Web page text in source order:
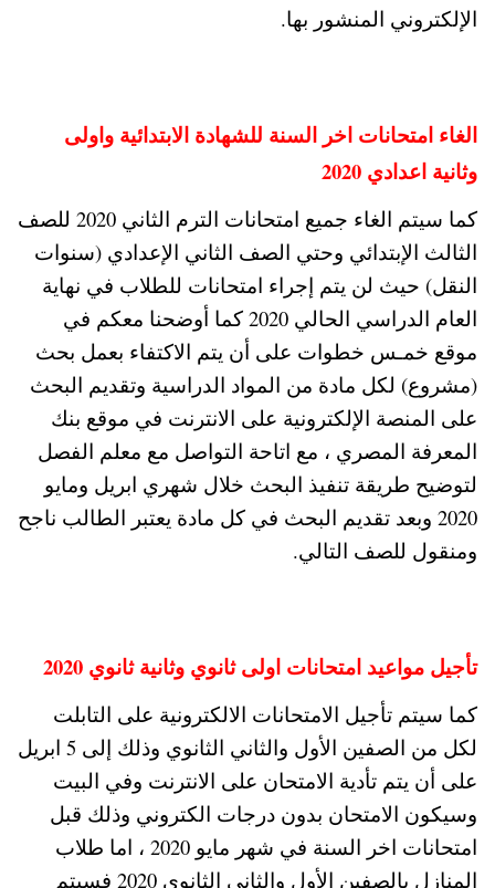
الإلكتروني المنشور بها.
الغاء امتحانات اخر السنة للشهادة الابتدائية واولى
وثانية اعدادي 2020
كما سيتم الغاء جميع امتحانات الترم الثاني 2020 للصف
الثالث الإبتدائي وحتي الصف الثاني الإعدادي (سنوات
النقل) حيث لن يتم إجراء امتحانات للطلاب في نهاية
العام الدراسي الحالي 2020 كما أوضحنا معكم في
موقع خمـس خطوات على أن يتم الاكتفاء بعمل بحث
(مشروع) لكل مادة من المواد الدراسية وتقديم البحث
على المنصة الإلكترونية على الانترنت في موقع بنك
المعرفة المصري ، مع اتاحة التواصل مع معلم الفصل
لتوضيح طريقة تنفيذ البحث خلال شهري ابريل ومايو
2020 وبعد تقديم البحث في كل مادة يعتبر الطالب ناجح
ومنقول للصف التالي.
تأجيل مواعيد امتحانات اولى ثانوي وثانية ثانوي 2020
كما سيتم تأجيل الامتحانات الالكترونية على التابلت
لكل من الصفين الأول والثاني الثانوي وذلك إلى 5 ابريل
على أن يتم تأدية الامتحان على الانترنت وفي البيت
وسيكون الامتحان بدون درجات الكتروني وذلك قبل
امتحانات اخر السنة في شهر مايو 2020 ، اما طلاب
المنازل بالصفين الأول والثاني الثانوي 2020 فسيتم